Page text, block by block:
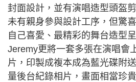
封面設計，並有演唱造型頭盔
未有親身參與設計工序，但驚
自己喜愛、最精彩的舞台造型
Jeremy更將一套多張在演唱會
片，印製成複本成為藍光碟附
量後台紀錄相片，畫面相當珍